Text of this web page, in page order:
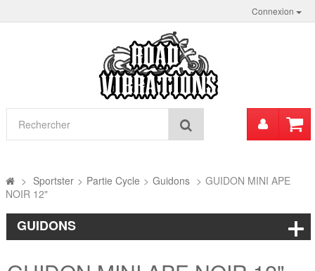
Connexion
Mon
> Sportster > Partie Cycle > Guidons > GUIDON MINI APE
NOIR 12"
GUIDONS